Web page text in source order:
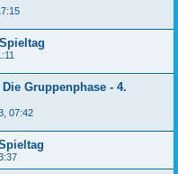
Gruppenphase - 4.
07:42